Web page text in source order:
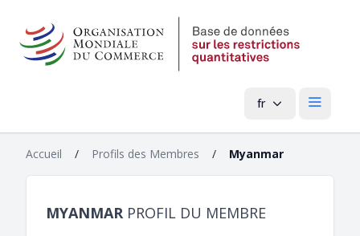
fr Menu
Accueil / Profils des Membres / Myanmar
MYANMAR PROFIL DU MEMBRE